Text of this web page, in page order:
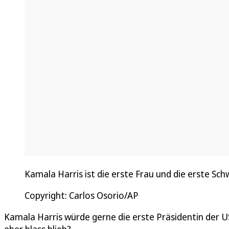
Kamala Harris ist die erste Frau und die erste
Copyright: Carlos Osorio/AP
Kamala Harris würde gerne die erste Präsidentin der